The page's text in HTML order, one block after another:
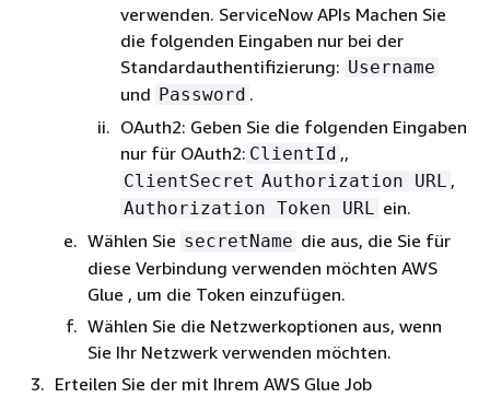
verwenden. ServiceNow APIs Machen Sie
die folgenden Eingaben nur bei der
Standardauthentifizierung: Username
und Password .
OAuth2: Geben Sie die folgenden Eingaben
nur für OAuth2: ClientId ,,
ClientSecret Authorization URL ,
Authorization Token URL ein.
Wählen Sie secretName die aus, die Sie für
diese Verbindung verwenden möchten AWS
Glue , um die Token einzufügen.
Wählen Sie die Netzwerkoptionen aus, wenn
Sie Ihr Netzwerk verwenden möchten.
Erteilen Sie der mit Ihrem AWS Glue Job